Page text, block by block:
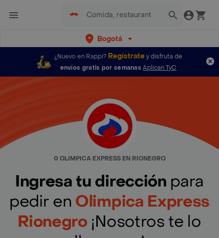
Bogotá
¿Nuevo en Rappi? Regístratey disfruta de
envíos gratis por semanas Aplican TyC
0 OLIMPICA EXPRESS EN RIONEGRO
Ingresa tu dirección para
pedir en Olimpica Express
Rionegro ¡Nosotros te lo